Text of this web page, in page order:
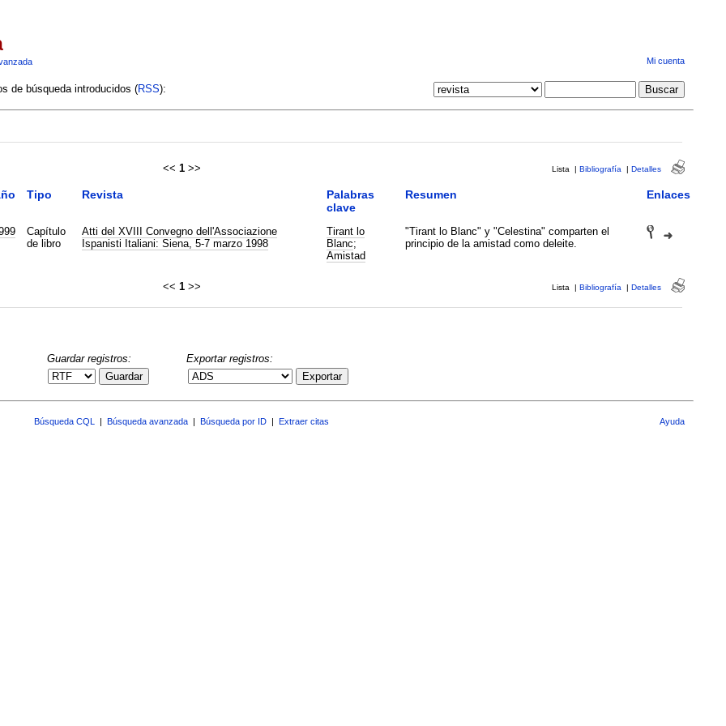
Mi cuenta
de búsqueda introducidos (RSS):
<< 1 >> Lista | Bibliografía | Detalles
Tipo Revista
Palabras
clave
Resumen Enlaces
Capítulo
de libro
Atti del XVIII Convegno dell'Associazione
Ispanisti Italiani: Siena, 5-7 marzo 1998
Tirant lo
Blanc;
Amistad
"Tirant lo Blanc" y "Celestina" comparten el
principio de la amistad como deleite.
<< 1 >> Lista | Bibliografía | Detalles
Guardar registros:
Guardar
Exportar registros:
Exportar
Búsqueda CQL Búsqueda avanzada Búsqueda por ID Extraer citas Ayuda